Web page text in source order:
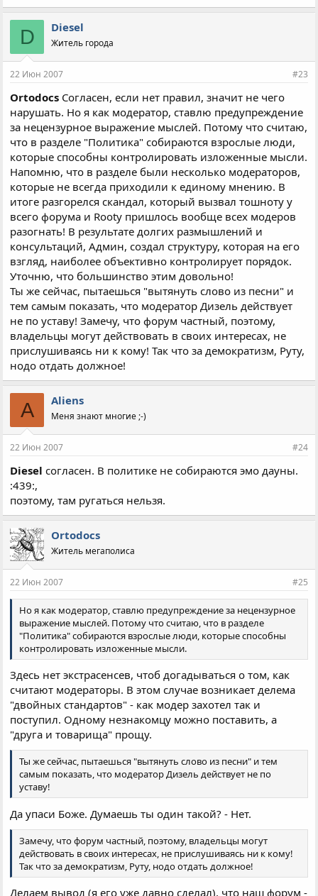
D Diesel
Житель города
22 Июн 2007 #23
Ortodocs Согласен, если нет правил, значит не чего
нарушать. Но я как модератор, ставлю предупреждение
за нецензурное выражение мыслей. Потому что считаю,
что в разделе "Политика" собираются взрослые люди,
которые способны контролировать изложенные мысли.
Напомню, что в разделе были несколько модераторов,
которые не всегда приходили к единому мнению. В
итоге разгорелся скандал, который вызвал тошноту у
всего форума и Rooty пришлось вообще всех модеров
разогнать! В результате долгих размышлений и
консультаций, Админ, создал структуру, которая на его
взгляд, наиболее объективно контролирует порядок.
Уточню, что большинство этим довольно!
Ты же сейчас, пытаешься "вытянуть слово из песни" и
тем самым показать, что модератор Дизель действует
не по уставу! Замечу, что форум частный, поэтому,
владельцы могут действовать в своих интересах, не
прислушиваясь ни к кому! Так что за демократизм, Руту,
нодо отдать должное!
A Aliens
Меня знают многие ;-)
22 Июн 2007 #24
Diesel согласен. В политике не собираются эмо дауны.
:439:,
поэтому, там ругаться нельзя.
Ortodocs
Житель мегаполиса
22 Июн 2007 #25
Но я как модератор, ставлю предупреждение за нецензурное
выражение мыслей. Потому что считаю, что в разделе
"Политика" собираются взрослые люди, которые способны
контролировать изложенные мысли.
Здесь нет экстрасенсев, чтоб догадываться о том, как
считают модераторы. В этом случае возникает делема
"двойных стандартов" - как модер захотел так и
поступил. Одному незнакомцу можно поставить, а
"друга и товарища" прощу.
Ты же сейчас, пытаешься "вытянуть слово из песни" и тем
самым показать, что модератор Дизель действует не по
уставу!
Да упаси Боже. Думаешь ты один такой? - Нет.
Замечу, что форум частный, поэтому, владельцы могут
действовать в своих интересах, не прислушиваясь ни к кому!
Так что за демократизм, Руту, нодо отдать должное!
Делаем вывод (я его уже давно сделал), что наш форум -